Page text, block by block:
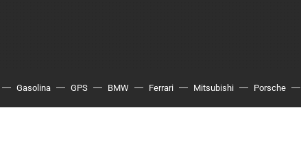
Gasolina GPS BMW Ferrari Mitsubishi Porsche